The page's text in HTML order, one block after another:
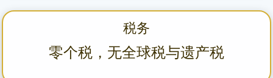
税务
零个税，无全球税与遗产税